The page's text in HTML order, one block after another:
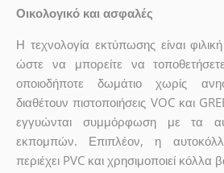
Οικολογικό και ασφαλές
Η τεχνολογία εκτύπωσης είναι
ώστε να μπορείτε να
οποιοδήποτε δωμάτιο χωρίς
διαθέτουν πιστοποιήσεις VOC και
εγγυώνται συμμόρφωση με τα
εκπομπών. Επιπλέον, η
περιέχει PVC και χρησιμοποιεί κόλλα